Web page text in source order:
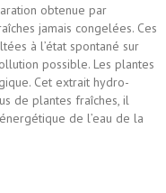
obtenue par
jamais congelées. Ces
à l’état spontané sur
possible. Les plantes
Cet extrait hydro-
de plantes fraîches, il
de l’eau de la